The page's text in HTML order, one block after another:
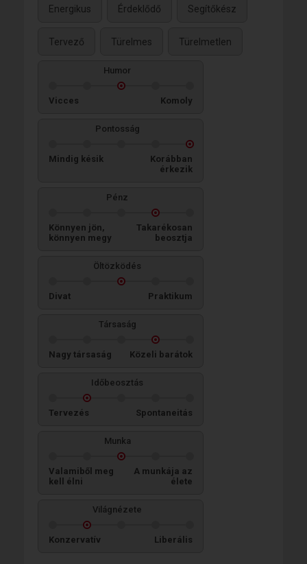
Energikus Érdeklődő Segítőkész
Tervező Türelmes Türelmetlen
Humor
Vicces Komoly
Pontosság
Mindig késik
Korábban
érkezik
Pénz
Könnyen jön,
könnyen megy
Takarékosan
beosztja
Öltözködés
Divat Praktikum
Társaság
Nagy társaság Közeli barátok
Időbeosztás
Tervezés Spontaneitás
Munka
Valamiből meg
kell élni
A munkája az
élete
Világnézete
Konzervatív Liberális